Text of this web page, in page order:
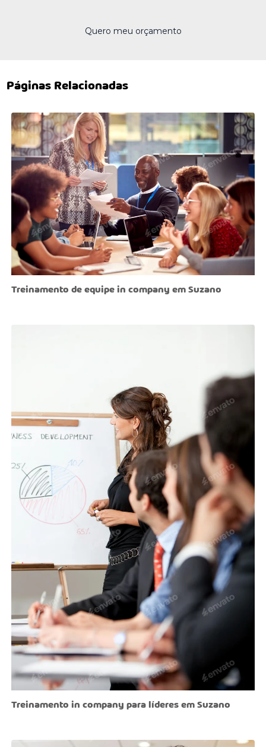
Quero meu orçamento
Páginas Relacionadas
Treinamento de equipe in company em Suzano
Treinamento in company para líderes em Suzano